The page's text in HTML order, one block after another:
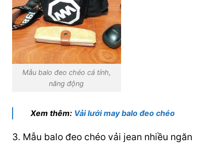
Mẫu balo đeo chéo cá tính,
năng động
Xem thêm: Vải lưới may balo đeo chéo
3. Mẫu balo đeo chéo vải jean nhiều ngăn